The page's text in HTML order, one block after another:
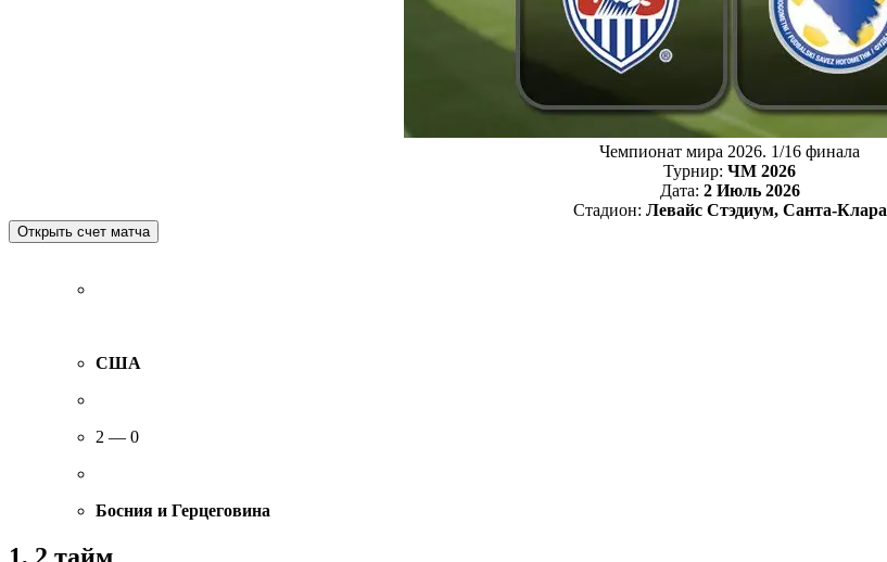
Чемпионат мира 2026. 1/16 финала
Турнир: ЧМ 2026
Дата: 2 Июль 2026
Стадион: Левайс Стэдиум, Санта-Клара
США
2 — 0
Босния и Герцеговина
1, 2 тайм